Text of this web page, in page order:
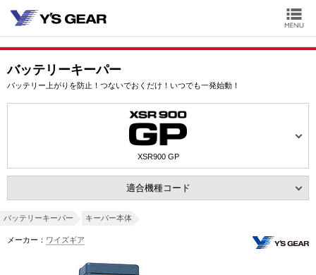
バッテリーキーパー
バッテリー上がりを防止！つないでおくだけ！いつでも一発始動！
XSR900 GP
適合機種コード
バッテリーキーパー キーパー本体
メーカー： ワイズギア